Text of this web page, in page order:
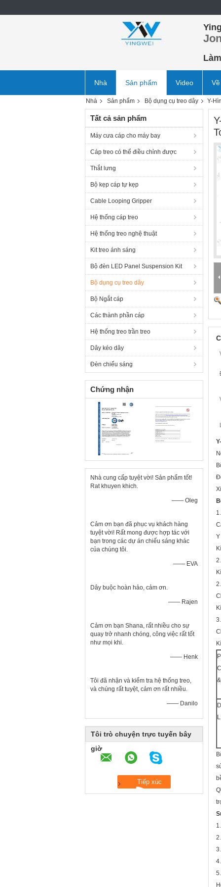
Nhà Sản phẩm Video
Nhà Sản phẩm Bộ dụng cụ treo dây Y-
Tất cả sản phẩm
Máy cưa cáp cho máy bay
Cáp treo có thể điều chỉnh được
Thắt lưng
Bộ kẹp cáp tự kẹp
Cable Looping Gripper
Hệ thống cáp treo
Hệ thống treo nghệ thuật
Kit treo ánh sáng
Bộ đèn LED Panel Suspension Kit
Bộ dụng cụ treo dây
Bộ Ngắt cáp
Các thành phần cáp
Hệ thống treo trần treo
Dây kéo dây
Đèn chiếu sáng
Chứng nhận
Nhà cung cấp tuyệt vời! Sản phẩm tốt!
Rat khuyen khich.
—— Oleg
Cảm ơn bạn đã phục vụ khách hàng
tuyệt vời! Rất mong được hợp tác với
bạn trong các dự án chiếu sáng khác
của chúng tôi.
—— EVA
Dây buộc hoàn hảo, cảm ơn.
—— Rajen
Cảm ơn bạn Shana, rất nhiều cho sự
quay trở nhanh chóng, công việc rất tốt
như mọi khi.
—— Henk
Tôi đã nhận và kiểm tra hệ thống treo,
và chúng rất tuyệt, cảm ơn rất nhiều.
—— Danilo
Tôi trò chuyện trực tuyến bây
giờ